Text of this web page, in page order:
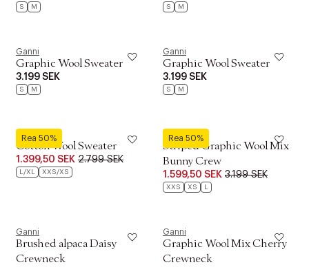
S M S M
Ganni
Graphic Wool Sweater
3.199 SEK
S M
Ganni
Graphic Wool Sweater
3.199 SEK
S M
Rea 50%
Ganni
Cotton Wool Sweater
1.399,50 SEK 2.799 SEK
L/XL XXS/XS
Rea 50%
Ganni
Striped Graphic Wool Mix
Bunny Crew
1.599,50 SEK 3.199 SEK
XXS XS L
Ganni
Brushed alpaca Daisy
Crewneck
Ganni
Graphic Wool Mix Cherry
Crewneck